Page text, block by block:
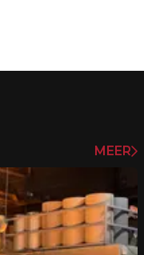
MEER